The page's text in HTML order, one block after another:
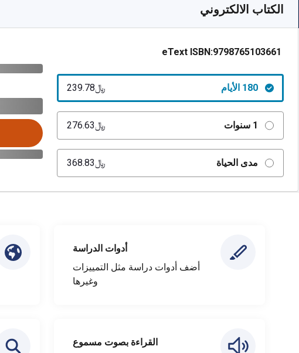
الكتاب الالكتروني
eText ISBN:9798765103661
180 الأيام ﷼‎239.78
1 سنوات ﷼‎276.63
مدى الحياة ﷼‎368.83
أدوات الدراسة
أضف أدوات دراسة مثل التمييزات
وغيرها
القراءة بصوت مسموع